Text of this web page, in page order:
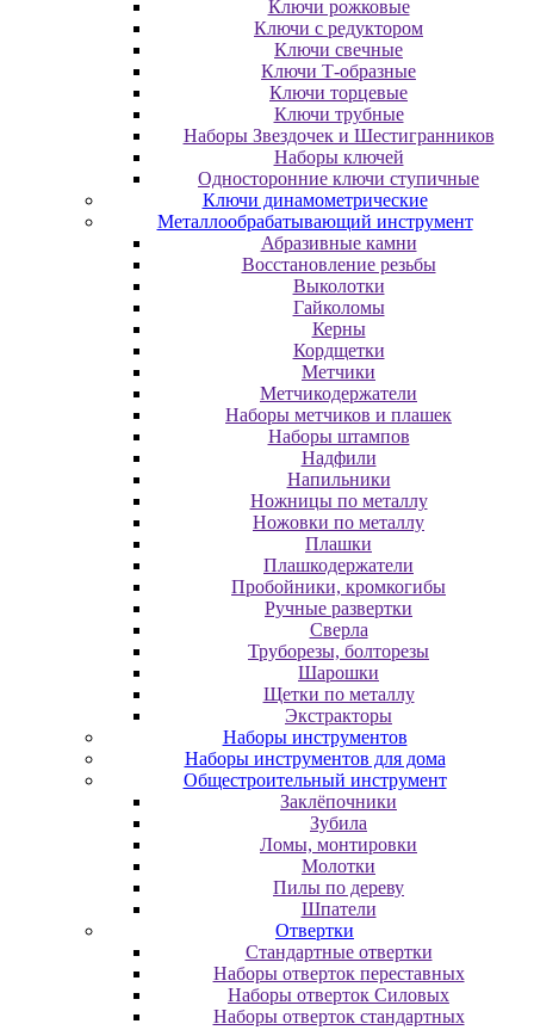
Ключи рожковые
Ключи с редуктором
Ключи свечные
Ключи Т-образные
Ключи торцевые
Ключи трубные
Наборы Звездочек и Шестигранников
Наборы ключей
Односторонние ключи ступичные
Ключи динамометрические
Металлообрабатывающий инструмент
Абразивные камни
Восстановление резьбы
Выколотки
Гайколомы
Керны
Кордщетки
Метчики
Метчикодержатели
Наборы метчиков и плашек
Наборы штампов
Надфили
Напильники
Ножницы по металлу
Ножовки по металлу
Плашки
Плашкодержатели
Пробойники, кромкогибы
Ручные развертки
Сверла
Труборезы, болторезы
Шарошки
Щетки по металлу
Экcтpaктopы
Наборы инструментов
Наборы инструментов для дома
Общестроительный инструмент
Заклёпочники
Зубила
Ломы, монтировки
Молотки
Пилы по дереву
Шпатели
Отвертки
Cтандартные отвертки
Наборы отверток переставных
Наборы отверток Силовых
Наборы отверток стандартных